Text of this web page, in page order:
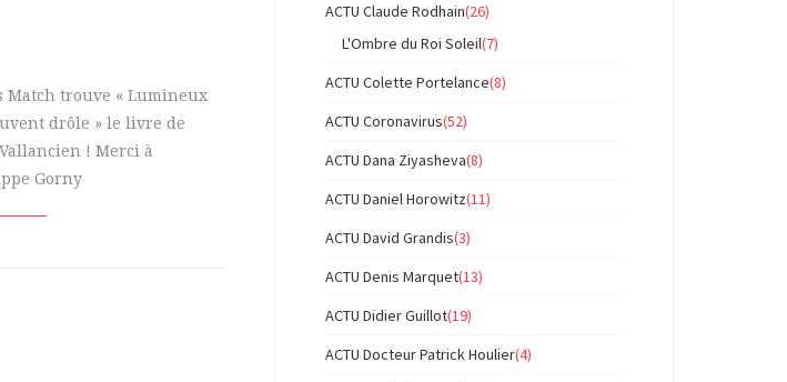
Match trouve « Lumineux
drôle » le livre de
! Merci à
Gorny
ACTU Claude Rodhain(26)
L'Ombre du Roi Soleil(7)
ACTU Colette Portelance(8)
ACTU Coronavirus(52)
ACTU Dana Ziyasheva(8)
ACTU Daniel Horowitz(11)
ACTU David Grandis(3)
ACTU Denis Marquet(13)
ACTU Didier Guillot(19)
ACTU Docteur Patrick Houlier(4)